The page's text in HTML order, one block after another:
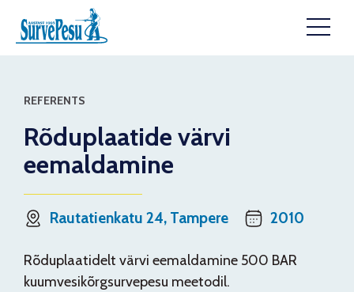
REFERENTS
Rõduplaatide värvi
eemaldamine
Rautatienkatu 24, Tampere 2010
Rõduplaatidelt värvi eemaldamine 500 BAR
kuumvesikõrgsurvepesu meetodil.